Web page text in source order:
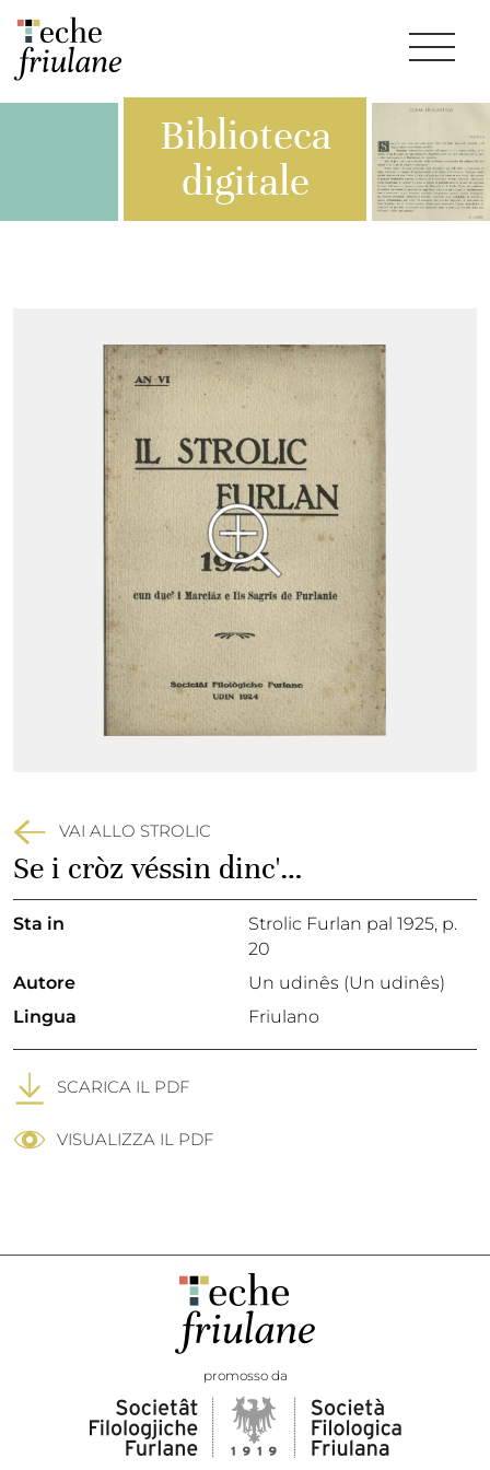
Biblioteca
digitale
VAI ALLO STROLIC
Se i cròz véssin dinc'…
Sta in Strolic Furlan pal 1925, p.
20
Autore
Un udinês (Un udinês)
Lingua
Friulano
SCARICA IL PDF
VISUALIZZA IL PDF
promosso da